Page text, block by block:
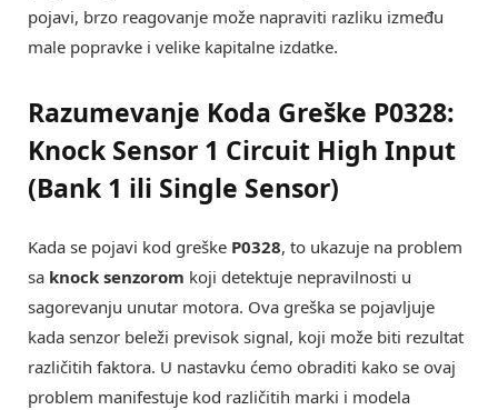
pojavi, brzo reagovanje može napraviti razliku između
male popravke i velike kapitalne izdatke.
Razumevanje Koda Greške P0328:
Knock Sensor 1 Circuit High Input
(Bank 1 ili Single Sensor)
Kada se pojavi kod greške P0328, to ukazuje na problem
sa knock senzorom koji detektuje nepravilnosti u
sagorevanju unutar motora. Ova greška se pojavljuje
kada senzor beleži previsok signal, koji može biti rezultat
različitih faktora. U nastavku ćemo obraditi kako se ovaj
problem manifestuje kod različitih marki i modela